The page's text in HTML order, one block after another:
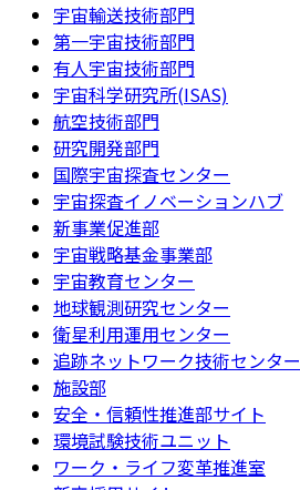
宇宙輸送技術部門
第一宇宙技術部門
有人宇宙技術部門
宇宙科学研究所(ISAS)
航空技術部門
研究開発部門
国際宇宙探査センター
宇宙探査イノベーションハブ
新事業促進部
宇宙戦略基金事業部
宇宙教育センター
地球観測研究センター
衛星利用運用センター
追跡ネットワーク技術センター
施設部
安全・信頼性推進部サイト
環境試験技術ユニット
ワーク・ライフ変革推進室